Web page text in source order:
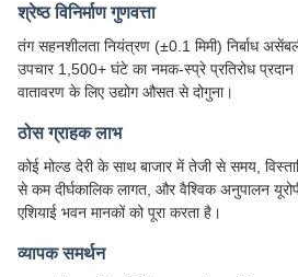
श्रेष्ठ विनिर्माण गुणवत्ता
तंग सहनशीलता नियंत्रण (±0.1 मिमी) निर्बाध
उपचार 1,500+ घंटे का नमक-स्प्रे प्रतिरोध
वातावरण के लिए उद्योग औसत से दोगुना।
ठोस ग्राहक लाभ
कोई मोल्ड देरी के साथ बाजार में तेजी से समय,
से कम दीर्घकालिक लागत, और वैश्विक अनुपालन
एशियाई भवन मानकों को पूरा करता है।
व्यापक समर्थन